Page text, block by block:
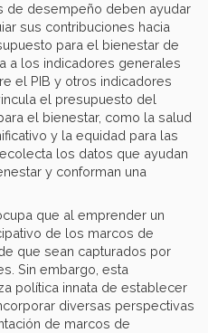
de desempeño deben ayudar
sus contribuciones hacia
para el bienestar de
a los indicadores generales
el PIB y otros indicadores
el presupuesto del
el bienestar, como la salud
y la equidad para las
los datos que ayudan
y conforman una
que al emprender un
de los marcos de
que sean capturados por
Sin embargo, esta
política innata de establecer
diversas perspectivas
de marcos de